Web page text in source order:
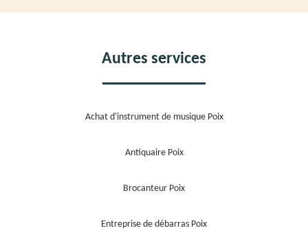
Autres services
Achat d'instrument de musique Poix
Antiquaire Poix
Brocanteur Poix
Entreprise de débarras Poix